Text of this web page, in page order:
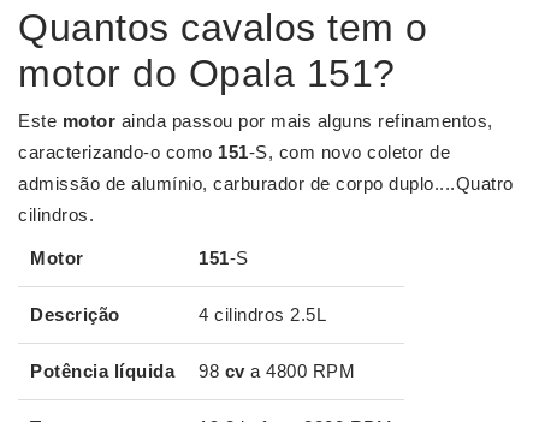
Quantos cavalos tem o
motor do Opala 151?
Este motor ainda passou por mais alguns refinamentos,
caracterizando-o como 151-S, com novo coletor de
admissão de alumínio, carburador de corpo duplo....Quatro
cilindros.
Motor 151-S
Descrição 4 cilindros 2.5L
Potência líquida 98 cv a 4800 RPM